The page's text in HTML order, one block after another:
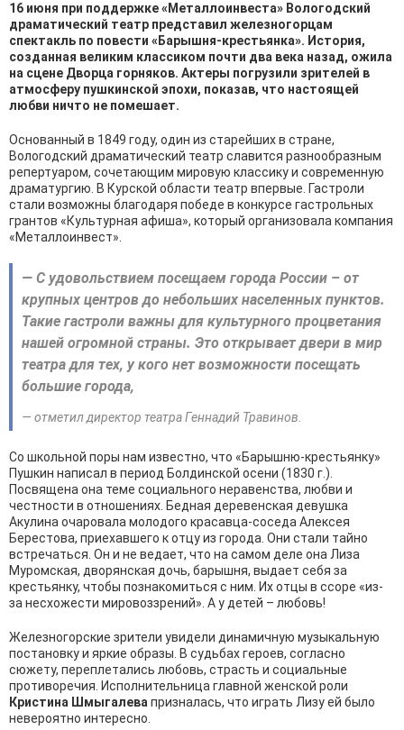
16 июня при поддержке «Металлоинвеста» Вологодский
драматический театр представил железногорцам
спектакль по повести «Барышня-крестьянка». История,
созданная великим классиком почти два века назад, ожила
на сцене Дворца горняков. Актеры погрузили зрителей в
атмосферу пушкинской эпохи, показав, что настоящей
любви ничто не помешает.
Основанный в 1849 году, один из старейших в стране,
Вологодский драматический театр славится разнообразным
репертуаром, сочетающим мировую классику и современную
драматургию. В Курской области театр впервые. Гастроли
стали возможны благодаря победе в конкурсе гастрольных
грантов «Культурная афиша», который организовала компания
«Металлоинвест».
— С удовольствием посещаем города России – от
крупных центров до небольших населенных пунктов.
Такие гастроли важны для культурного процветания
нашей огромной страны. Это открывает двери в мир
театра для тех, у кого нет возможности посещать
большие города,
— отметил директор театра Геннадий Травинов.
Со школьной поры нам известно, что «Барышню-крестьянку»
Пушкин написал в период Болдинской осени (1830 г.).
Посвящена она теме социального неравенства, любви и
честности в отношениях. Бедная деревенская девушка
Акулина очаровала молодого красавца-соседа Алексея
Берестова, приехавшего к отцу из города. Они стали тайно
встречаться. Он и не ведает, что на самом деле она Лиза
Муромская, дворянская дочь, барышня, выдает себя за
крестьянку, чтобы познакомиться с ним. Их отцы в ссоре «из-
за несхожести мировоззрений». А у детей – любовь!
Железногорские зрители увидели динамичную музыкальную
постановку и яркие образы. В судьбах героев, согласно
сюжету, переплетались любовь, страсть и социальные
противоречия. Исполнительница главной женской роли
Кристина Шмыгалева призналась, что играть Лизу ей было
невероятно интересно.